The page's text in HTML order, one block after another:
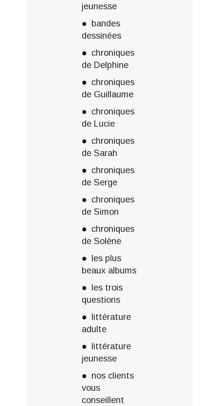
jeunesse
bandes
dessinées
chroniques
de Delphine
chroniques
de Guillaume
chroniques
de Lucie
chroniques
de Sarah
chroniques
de Serge
chroniques
de Simon
chroniques
de Solène
les plus
beaux albums
les trois
questions
littérature
adulte
littérature
jeunesse
nos clients
vous
conseillent